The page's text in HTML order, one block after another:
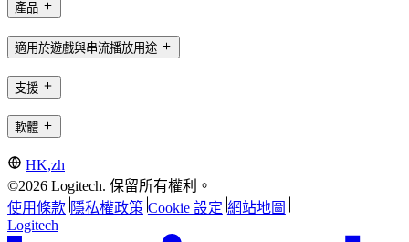
產品
適用於遊戲與串流播放用途
支援
軟體
HK,zh
©2026 Logitech. 保留所有權利。
使用條款 隱私權政策 Cookie 設定 網站地圖
Logitech